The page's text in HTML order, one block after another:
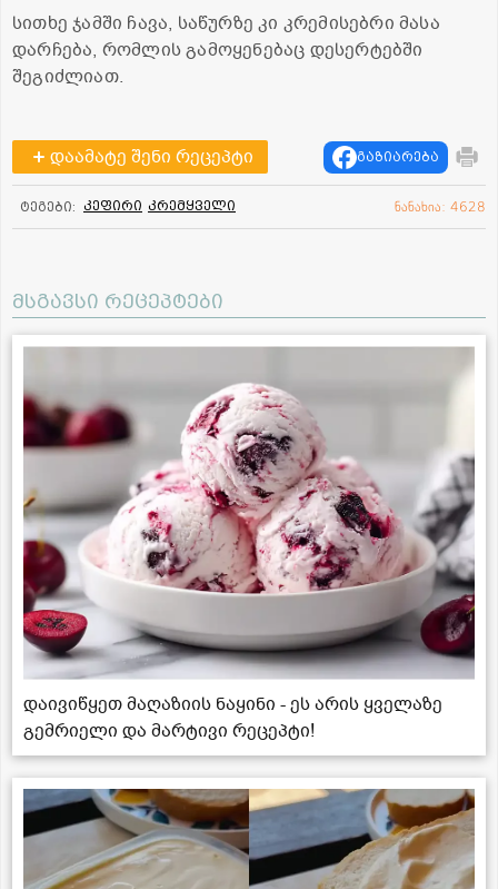
სითხე ჯამში ჩავა, საწურზე კი კრემისებრი მასა
დარჩება, რომლის გამოყენებაც დესერტებში
შეგიძლიათ.
დაამატე შენი რეცეპტი გაზიარება
ტეგები: კეფირი კრემყველი ნანახია: 4628
მსგავსი რეცეპტები
დაივიწყეთ მაღაზიის ნაყინი - ეს არის ყველაზე
გემრიელი და მარტივი რეცეპტი!